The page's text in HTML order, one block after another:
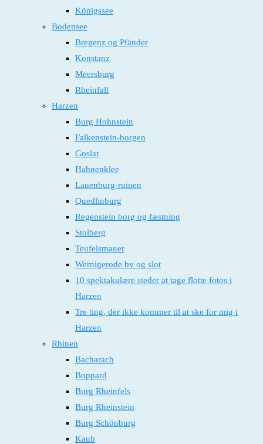
Königssee
Bodensee
Bregenz og Pfänder
Konstanz
Meersburg
Rheinfall
Harzen
Burg Hohnstein
Falkenstein-borgen
Goslar
Hahnenklee
Lauenburg-ruinen
Quedlinburg
Regenstein borg og fæstning
Stolberg
Teufelsmauer
Wernigerode by og slot
10 spektakulære steder at tage flotte fotos i
Harzen
Tre ting, der ikke kommer til at ske for mig i
Harzen
Rhinen
Bacharach
Boppard
Burg Rheinfels
Burg Rheinstein
Burg Schönburg
Kaub